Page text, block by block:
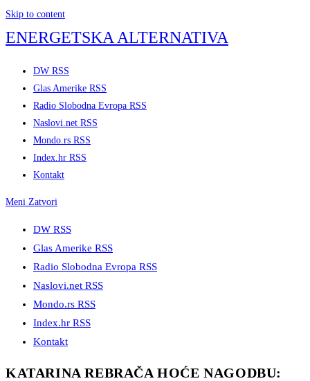
Skip to content
ENERGETSKA ALTERNATIVA
DW RSS
Glas Amerike RSS
Radio Slobodna Evropa RSS
Naslovi.net RSS
Mondo.rs RSS
Index.hr RSS
Kontakt
Meni Zatvori
DW RSS
Glas Amerike RSS
Radio Slobodna Evropa RSS
Naslovi.net RSS
Mondo.rs RSS
Index.hr RSS
Kontakt
KATARINA REBRAČA HOĆE NAGODBU: